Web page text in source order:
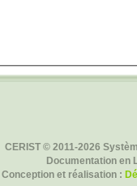
CERIST © 2011-2026
Documentation en
Conception et réalisation :